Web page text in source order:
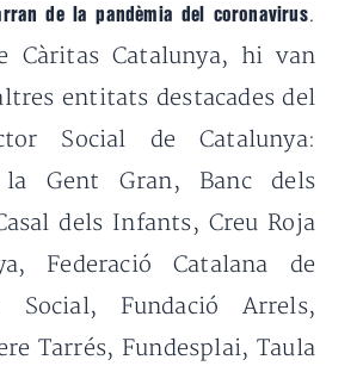
de la pandèmia del coronavirus.
Càritas Catalunya, hi van
entitats destacades del
Social de Catalunya:
Gent Gran, Banc dels
dels Infants, Creu Roja
Federació Catalana de
Social, Fundació Arrels,
Tarrés, Fundesplai, Taula